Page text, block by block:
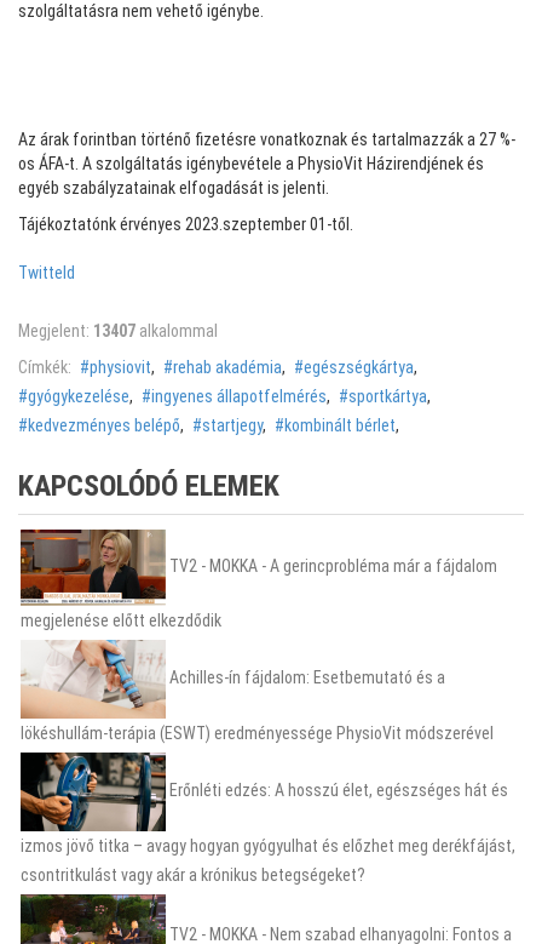
szolgáltatásra nem vehető igénybe.
Az árak forintban történő fizetésre vonatkoznak és tartalmazzák a 27 %-
os ÁFA-t. A szolgáltatás igénybevétele a PhysioVit Házirendjének és
egyéb szabályzatainak elfogadását is jelenti.
Tájékoztatónk érvényes 2023.szeptember 01-től.
Twitteld
Megjelent: 13407 alkalommal
Címkék:
physiovit, rehab akadémia, egészségkártya,
gyógykezelése, ingyenes állapotfelmérés, sportkártya,
kedvezményes belépő, startjegy, kombinált bérlet,
KAPCSOLÓDÓ ELEMEK
TV2 - MOKKA - A gerincprobléma már a fájdalom
megjelenése előtt elkezdődik
Achilles-ín fájdalom: Esetbemutató és a
lökéshullám-terápia (ESWT) eredményessége PhysioVit módszerével
Erőnléti edzés: A hosszú élet, egészséges hát és
izmos jövő titka – avagy hogyan gyógyulhat és előzhet meg derékfájást,
csontritkulást vagy akár a krónikus betegségeket?
TV2 - MOKKA - Nem szabad elhanyagolni: Fontos a